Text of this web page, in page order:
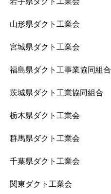
山形県ダクト工業会
宮城県ダクト工業会
福島県ダクト工事業協同組合
茨城県ダクト工業協同組合
栃木県ダクト工業会
群馬県ダクト工業会
千葉県ダクト工業会
関東ダクト工業会